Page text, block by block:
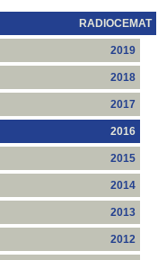
RADIOCEMAT
2019
2018
2017
2016
2015
2014
2013
2012